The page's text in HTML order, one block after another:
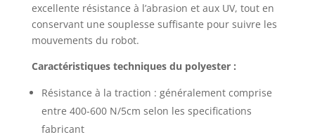
excellente résistance à l’abrasion et aux UV, tout en
conservant une souplesse suffisante pour suivre les
mouvements du robot.
Caractéristiques techniques du polyester :
Résistance à la traction : généralement comprise
entre 400-600 N/5cm selon les specifications
fabricant